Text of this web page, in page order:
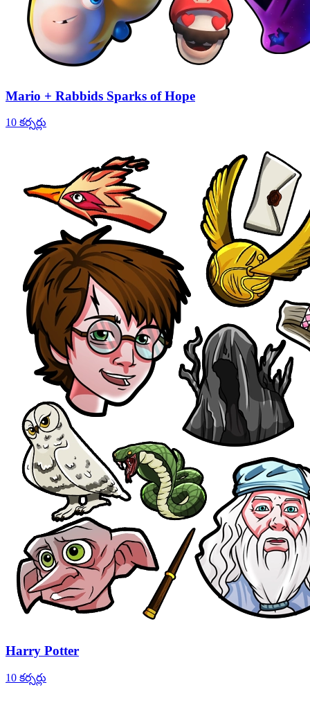
Mario + Rabbids Sparks of Hope
10 కర్సర్లు
Harry Potter
10 కర్సర్లు